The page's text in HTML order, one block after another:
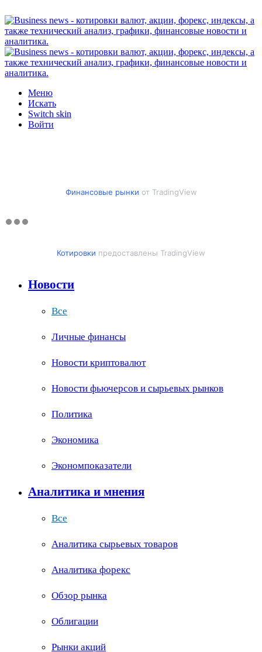
Меню
Искать
Switch skin
Войти
Финансовые рынки от TradingView
Котировки предоставлены TradingView
Новости
Все
Личные финансы
Новости криптовалют
Новости фьючерсов и сырьевых рынков
Политика
Экономика
Экономпоказатели
Аналитика и мнения
Все
Аналитика сырьевых товаров
Аналитика форекс
Обзор рынка
Облигации
Рынки акций